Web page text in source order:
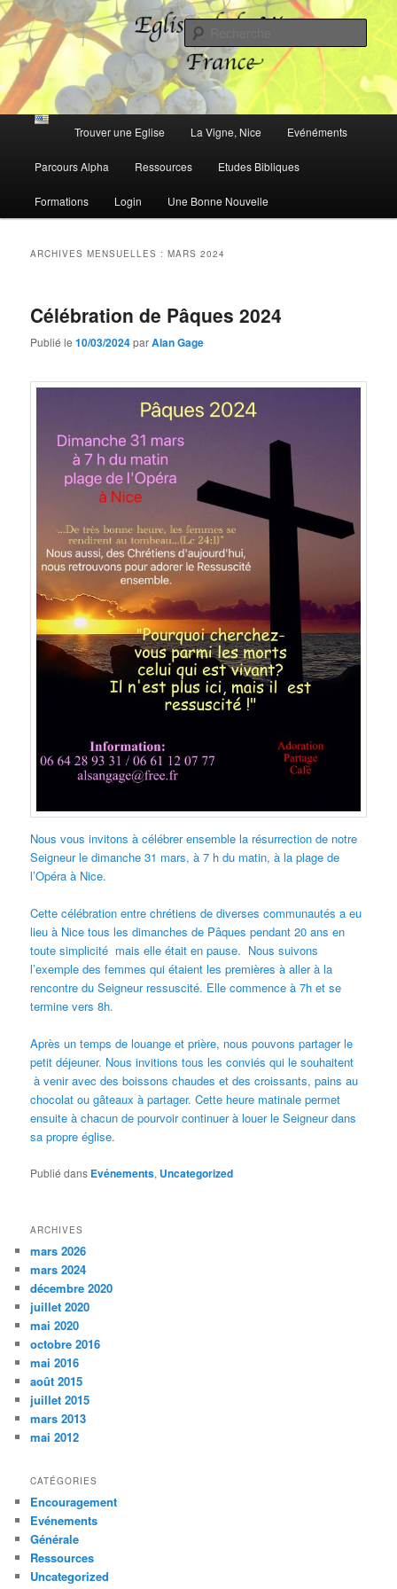
Aller
au
contenu
principal
Aller
au
contenu
secondaireEglises de la Vigne, France
Dieu vous aime et il a un avenir plein d'espérance pour vous!
Trouver une Eglise La Vigne, Nice Evénéments
Parcours Alpha Ressources Etudes Bibliques
Formations Login Une Bonne Nouvelle
ARCHIVES MENSUELLES :MARS 2024
Célébration de Pâques 2024
Publié le10/03/2024parAlan Gage
Nous vous invitons à célébrer ensemble la résurrection de notre
Seigneur le dimanche 31 mars, à 7 h du matin, à la plage de
l’Opéra à Nice.
Cette célébration entre chrétiens de diverses communautés a eu
lieu à Nice tous les dimanches de Pâques pendant 20 ans en
toute simplicité mais elle était en pause. Nous suivons
l’exemple des femmes qui étaient les premières à aller à la
rencontre du Seigneur ressuscité. Elle commence à 7h et se
termine vers 8h.
Après un temps de louange et prière, nous pouvons partager le
petit déjeuner. Nous invitions tous les conviés qui le souhaitent
à venir avec des boissons chaudes et des croissants, pains au
chocolat ou gâteaux à partager. Cette heure matinale permet
ensuite à chacun de pourvoir continuer à louer le Seigneur dans
sa propre église.
Publié dans Evénements, Uncategorized
ARCHIVES
mars 2026
mars 2024
décembre 2020
juillet 2020
mai 2020
octobre 2016
mai 2016
août 2015
juillet 2015
mars 2013
mai 2012
CATÉGORIES
Encouragement
Evénements
Générale
Ressources
Uncategorized